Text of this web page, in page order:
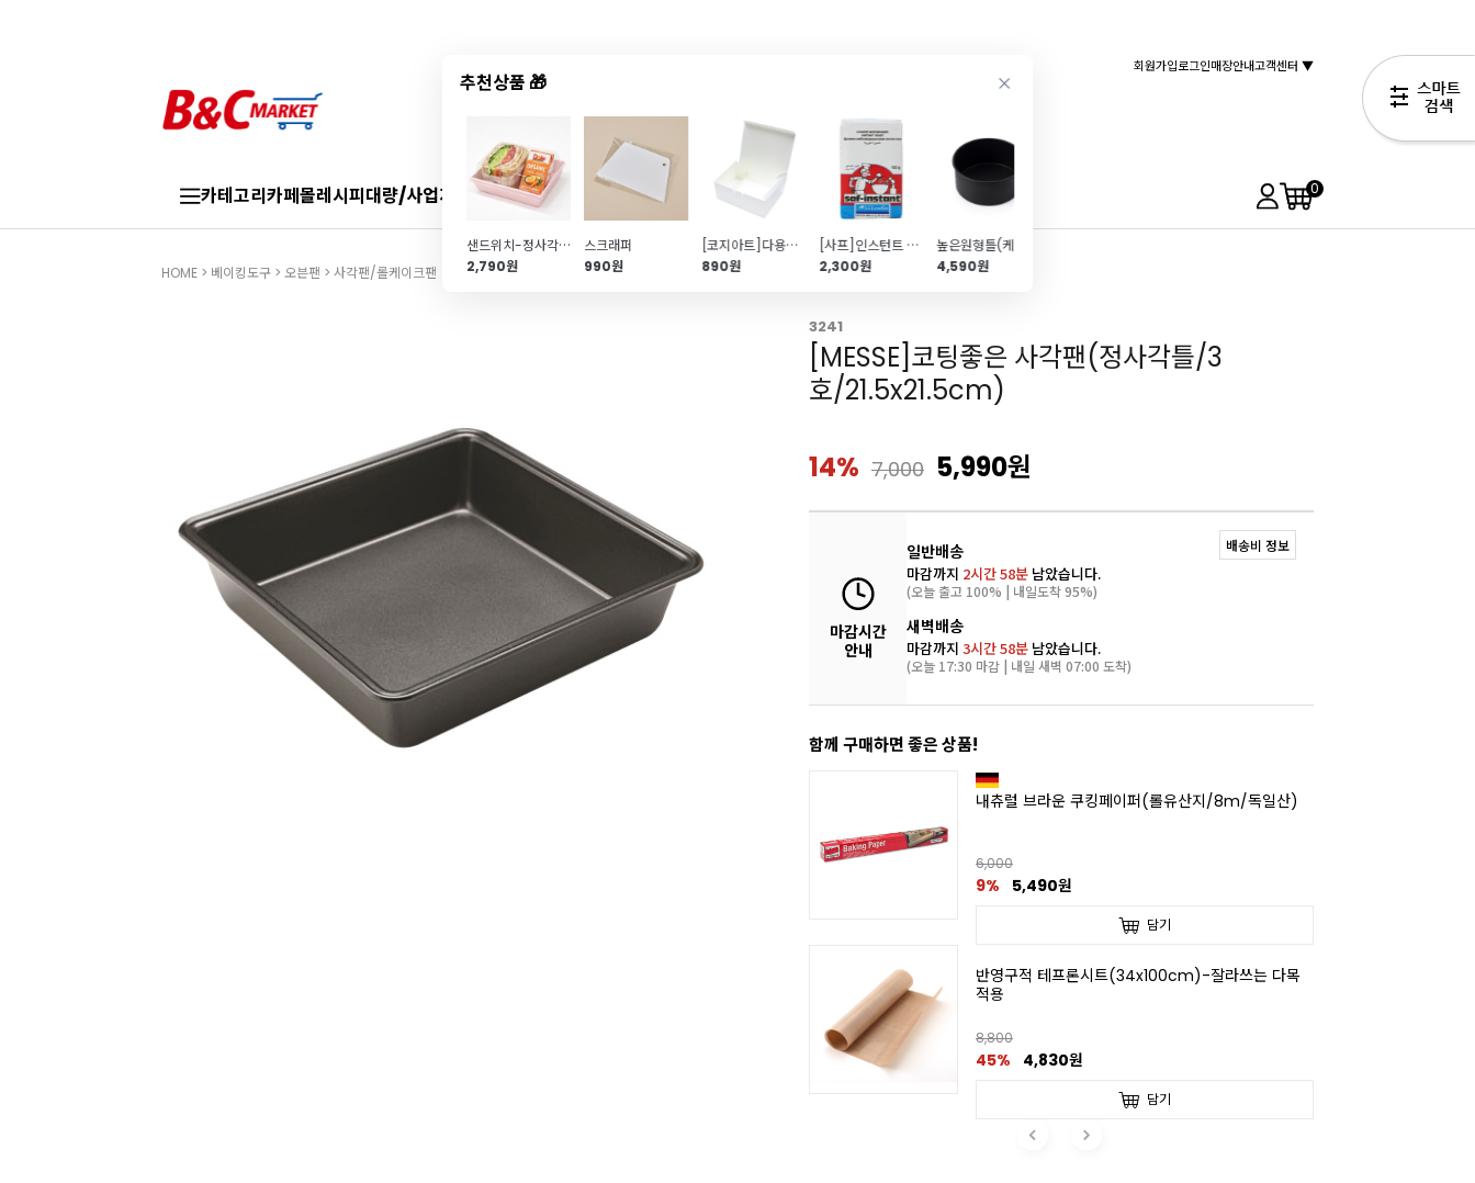
추천상품 🎁
샌드위치-정사각(핑크\/5개입)
2,790원
스크래퍼
990원
[코지아트]다용도 쿠키박스(화이트\/1호)
890원
[사프]인스턴트 드라이이스트(레드\/125g)
2,300원
4,590원
회원가입로그인매장안내고객센터 ▼
카테고리카페몰레시피대량/사업자 브랜드샵신상품 TOP50특가/혜택 0
HOME > 베이킹도구 > 오븐팬 > 사각팬/롤케이크팬
3241
[MESSE]코팅좋은 사각팬(정사각틀/3
호/21.5x21.5cm)
14% 7,000 5,990원
마감시간
안내
일반배송
마감까지 2시간 58분 남았습니다.
(오늘 출고 100% | 내일도착 95%)
새벽배송
마감까지 3시간 58분 남았습니다.
(오늘 17:30 마감 | 내일 새벽 07:00 도착)
배송비 정보
함께 구매하면 좋은 상품!
내츄럴 브라운 쿠킹페이퍼(롤유산지/8m/독일산)
6,000
9% 5,490원
담기
반영구적 테프론시트(34x100cm)-잘라쓰는 다목
적용
8,800
45% 4,830원
담기